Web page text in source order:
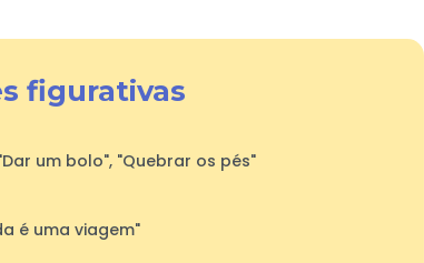
figurativas
um bolo", "Quebrar os pés"
é uma viagem"